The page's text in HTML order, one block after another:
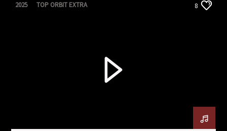
2025 TOP ORBIT EXTRA 8